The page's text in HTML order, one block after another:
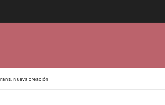
Nueva creación